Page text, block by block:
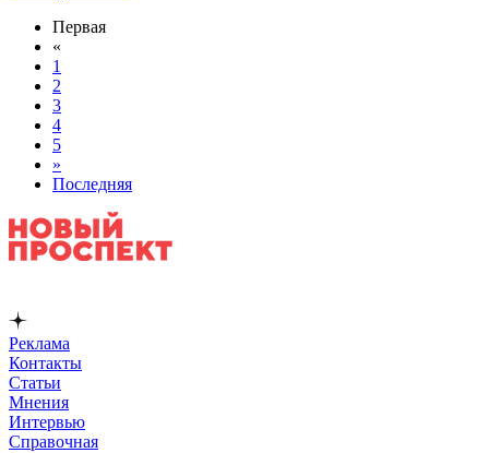
Первая
«
1
2
3
4
5
»
Последняя
Реклама
Контакты
Статьи
Мнения
Интервью
Справочная